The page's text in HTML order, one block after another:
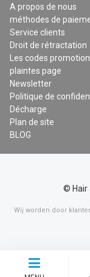
A propos de nous
méthodes de
Service clients
Droit de rétractation
Les codes
plaintes page
Newsletter
Politique de
Décharge
Plan de site
BLOG
© Hair
Wij worden door